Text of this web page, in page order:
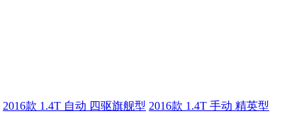
2016款 1.4T 自动 四驱旗舰型 2016款 1.4T 手动 精英型